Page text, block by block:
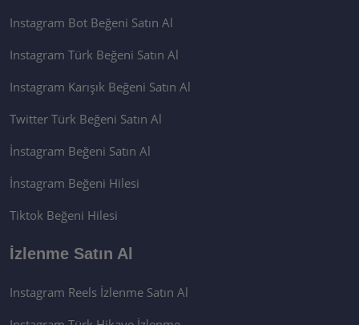
Instagram Bot Beğeni Satın Al
Instagram Türk Beğeni Satın Al
Instagram Karışık Beğeni Satın Al
Twitter Türk Beğeni Satın Al
İnstagram Beğeni Satın Al
İnstagram Beğeni Hilesi
Tiktok Beğeni Hilesi
İzlenme Satın Al
Instagram Reels İzlenme Satın Al